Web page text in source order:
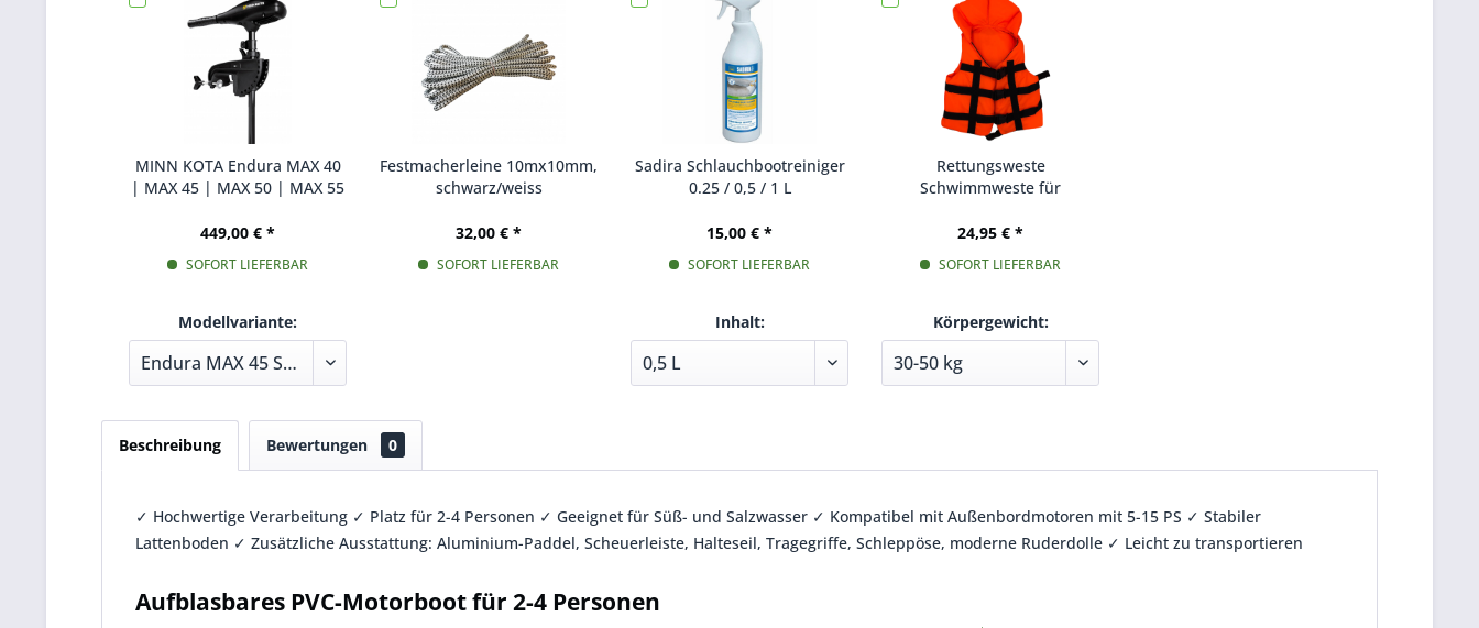
MINN KOTA Endura MAX 40
| MAX 45 | MAX 50 | MAX 55
Außenborder Stufenlos
449,00 € *
SOFORT LIEFERBAR
Modellvariante:
Festmacherleine 10mx10mm,
schwarz/weiss
32,00 € *
SOFORT LIEFERBAR
Sadira Schlauchbootreiniger
0.25 / 0,5 / 1 L
15,00 € *
SOFORT LIEFERBAR
Inhalt:
Rettungsweste
Schwimmweste für
versch. Größen
24,95 € *
SOFORT LIEFERBAR
Körpergewicht:
Beschreibung Bewertungen 0
✓ Hochwertige Verarbeitung ✓ Platz für 2-4 Personen ✓ Geeignet für Süß- und Salzwasser ✓ Kompatibel mit Außenbordmotoren mit 5-15 PS ✓ Stabiler
Lattenboden ✓ Zusätzliche Ausstattung: Aluminium-Paddel, Scheuerleiste, Halteseil, Tragegriffe, Schleppöse, moderne Ruderdolle ✓ Leicht zu transportieren
Aufblasbares PVC-Motorboot für 2-4 Personen